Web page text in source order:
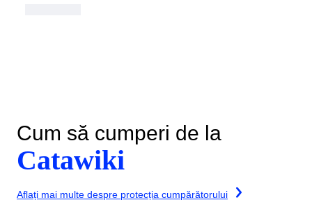
Cum să cumperi de la
Catawiki
Aflați mai multe despre protecția cumpărătorului